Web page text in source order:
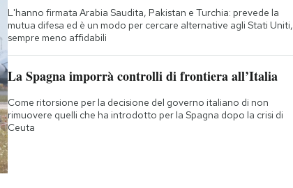
L'hanno firmata Arabia Saudita, Pakistan e Turchia: prevede la
mutua difesa ed è un modo per cercare alternative agli Stati Uniti,
sempre meno affidabili
La Spagna imporrà controlli di frontiera all’Italia
Come ritorsione per la decisione del governo italiano di non
rimuovere quelli che ha introdotto per la Spagna dopo la crisi di
Ceuta